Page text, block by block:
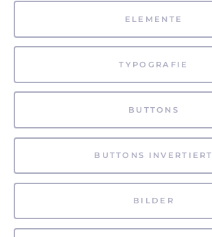
ELEMENTE
TYPOGRAFIE
BUTTONS
BUTTONS INVERTIERT
BILDER